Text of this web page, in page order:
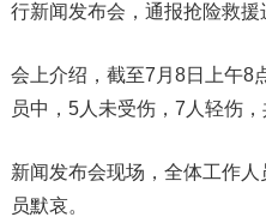
行新闻发布会，通报抢险救援
会上介绍，截至7月8日上午8
员中，5人未受伤，7人轻伤，
新闻发布会现场，全体工作
员默哀。